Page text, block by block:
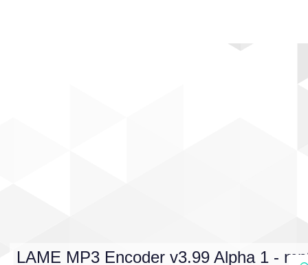
LAME MP3 Encoder v3.99 Alpha 1 -